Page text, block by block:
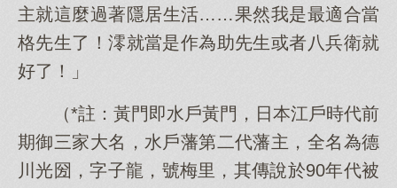
主就這麼過著隱居生活……果然我是最適合當
格先生了！澪就當是作為助先生或者八兵衛就
好了！」
（*註：黃門即水戶黃門，日本江戶時代前
期御三家大名，水戶藩第二代藩主，全名為德
川光圀，字子龍，號梅里，其傳說於90年代被